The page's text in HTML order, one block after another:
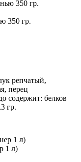
350 гр.
репчатый,
перец
содержит: белков
гр.
1 л)